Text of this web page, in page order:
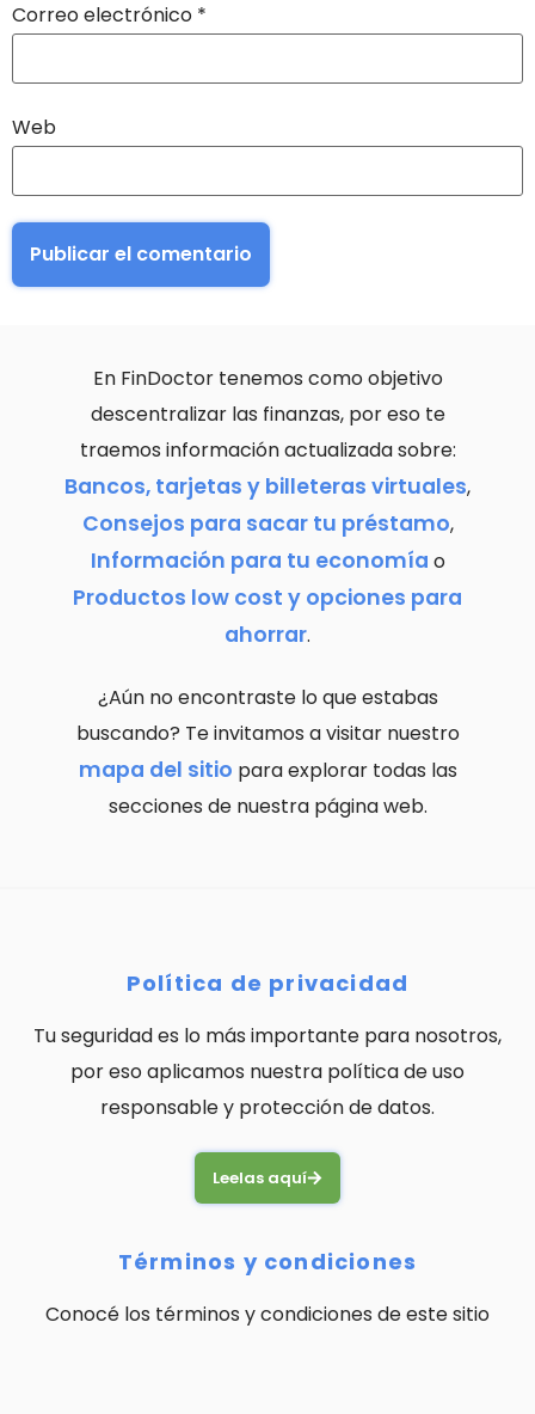
Correo electrónico *
Web
En FinDoctor tenemos como objetivo
descentralizar las finanzas, por eso te
traemos información actualizada sobre:
Bancos, tarjetas y billeteras virtuales,
Consejos para sacar tu préstamo,
Información para tu economía o
Productos low cost y opciones para
ahorrar.
¿Aún no encontraste lo que estabas
buscando? Te invitamos a visitar nuestro
mapa del sitio para explorar todas las
secciones de nuestra página web.
Política de privacidad
Tu seguridad es lo más importante para nosotros,
por eso aplicamos nuestra política de uso
responsable y protección de datos.
Leelas aquí
Términos y condiciones
Conocé los términos y condiciones de este sitio